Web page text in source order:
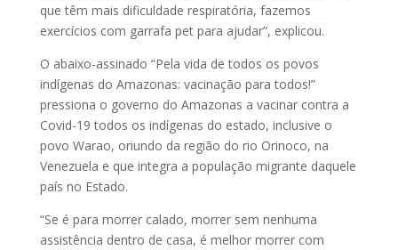
que têm mais dificuldade respiratória, fazemos
exercícios com garrafa pet para ajudar”, explicou.
O abaixo-assinado “Pela vida de todos os povos
indígenas do Amazonas: vacinação para todos!”
pressiona o governo do Amazonas a vacinar contra a
Covid-19 todos os indígenas do estado, inclusive o
povo Warao, oriundo da região do rio Orinoco, na
Venezuela e que integra a população migrante daquele
país no Estado.
“Se é para morrer calado, morrer sem nenhuma
assistência dentro de casa, é melhor morrer com